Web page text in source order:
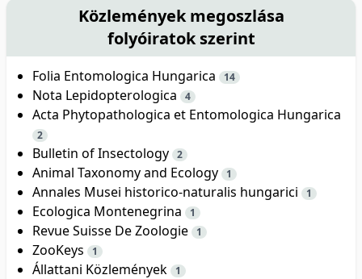
Közlemények megoszlása
folyóiratok szerint
Folia Entomologica Hungarica 14
Nota Lepidopterologica 4
Acta Phytopathologica et Entomologica Hungarica
2
Bulletin of Insectology 2
Animal Taxonomy and Ecology 1
Annales Musei historico-naturalis hungarici 1
Ecologica Montenegrina 1
Revue Suisse De Zoologie 1
ZooKeys 1
Állattani Közlemények 1